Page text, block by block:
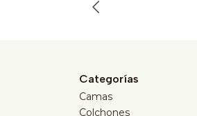
Categorías
Camas
Colchones